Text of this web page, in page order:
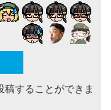
することができま